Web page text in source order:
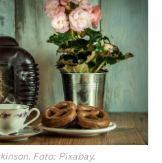
Foto: Pixabay.